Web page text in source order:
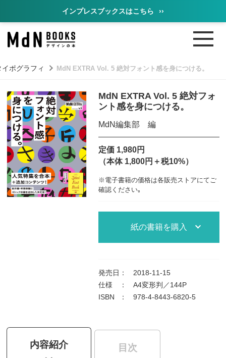
インプレスブックスはこちら ››
ポグラフィ MdN EXTRA Vol. 5 絶対フォント感を身につける。
MdN EXTRA Vol. 5 絶対フォ
ント感を身につける。
MdN編集部 編
定価 1,980円
（本体 1,800円＋税10%）
※電子書籍の価格は各販売ストアにてご
確認ください｡
紙の書籍を購入
発売日 ：
2018-11-15
仕様
：
A4変形判／144P
ISBN
： 978-4-8443-6820-5
内容紹介 目次